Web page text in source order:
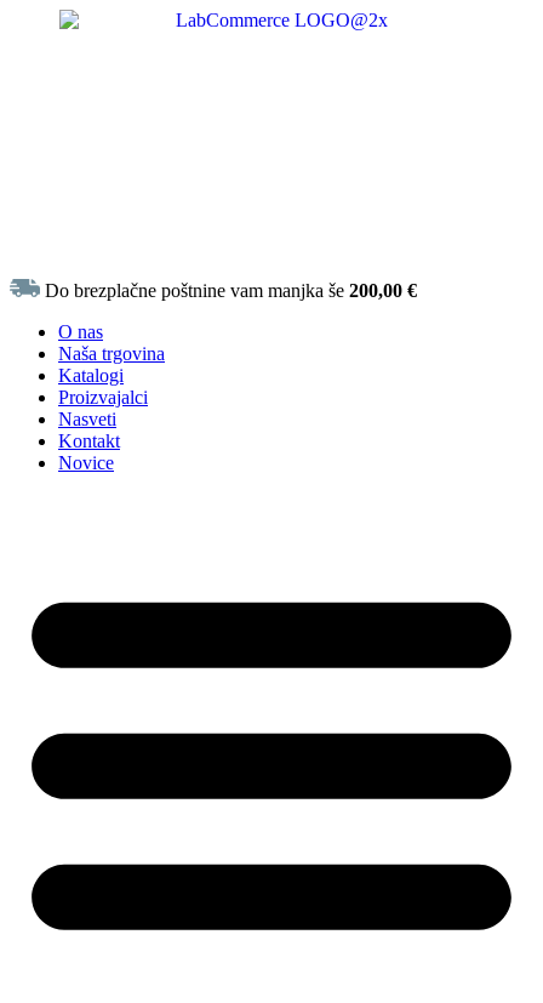
Do brezplačne poštnine vam manjka še200,00€
O nas
Naša trgovina
Katalogi
Proizvajalci
Nasveti
Kontakt
Novice